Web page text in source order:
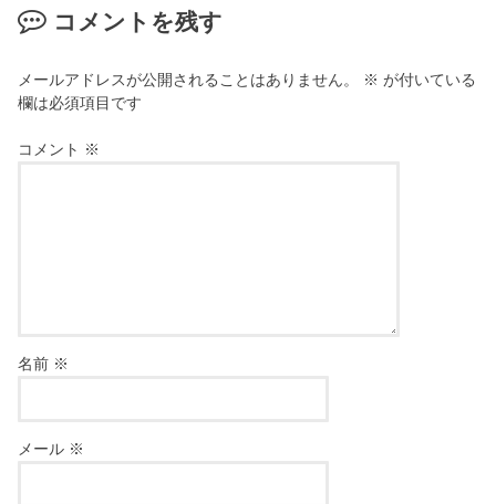
コメントを残す
メールアドレスが公開されることはありません。 ※ が付いている
欄は必須項目です
コメント ※
名前 ※
メール ※